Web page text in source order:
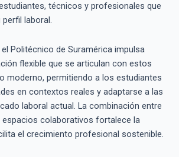
técnicos y profesionales que
laboral.
Politécnico de Suramérica impulsa
flexible que se articulan con estos
moderno, permitiendo a los estudiantes
en contextos reales y adaptarse a las
laboral actual. La combinación entre
espacios colaborativos fortalece la
el crecimiento profesional sostenible.